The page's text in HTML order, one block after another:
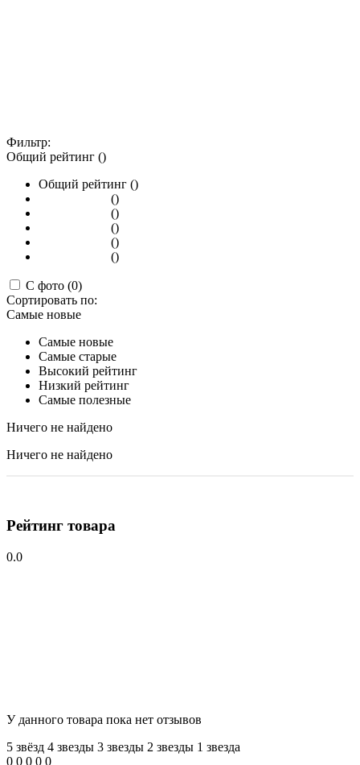
Фильтр:
Общий рейтинг ()
Общий рейтинг ()
()
()
()
()
()
С фото (0)
Сортировать по:
Самые новые
Самые новые
Самые старые
Высокий рейтинг
Низкий рейтинг
Самые полезные
Ничего не найдено
Ничего не найдено
Рейтинг товара
0.0
У данного товара пока нет отзывов
5 звёзд 4 звeзды 3 звeзды 2 звeзды 1 звeзда
0 0 0 0 0